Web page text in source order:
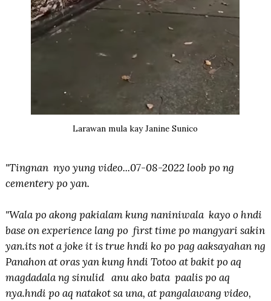
Larawan mula kay Janine Sunico
"Tingnan nyo yung video...07-08-2022 loob po ng
cementery po yan.
"Wala po akong pakialam kung naniniwala kayo o hndi
base on experience lang po first time po mangyari sakin
yan.its not a joke it is true hndi ko po pag aaksayahan ng
Panahon at oras yan kung hndi Totoo at bakit po aq
magdadala ng sinulid anu ako bata paalis po aq
nya.hndi po aq natakot sa una, at pangalawang video,